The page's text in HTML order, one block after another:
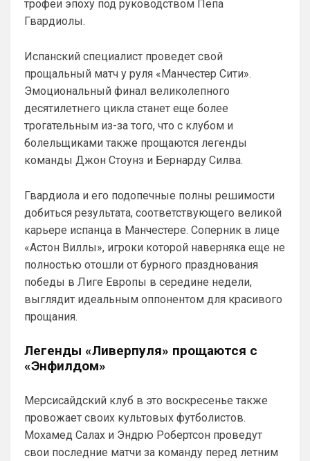
трофеи эпоху под руководством Пепа
Гвардиолы.
Испанский специалист проведет свой
прощальный матч у руля «Манчестер Сити».
Эмоциональный финал великолепного
десятилетнего цикла станет еще более
трогательным из-за того, что с клубом и
болельщиками также прощаются легенды
команды Джон Стоунз и Бернарду Силва.
Гвардиола и его подопечные полны решимости
добиться результата, соответствующего великой
карьере испанца в Манчестере. Соперник в лице
«Астон Виллы», игроки которой наверняка еще не
полностью отошли от бурного празднования
победы в Лиге Европы в середине недели,
выглядит идеальным оппонентом для красивого
прощания.
Легенды «Ливерпуля» прощаются с
«Энфилдом»
Мерсисайдский клуб в это воскресенье также
провожает своих культовых футболистов.
Мохамед Салах и Эндрю Робертсон проведут
свои последние матчи за команду перед летним
прошлом
Ответ для Канонир
Так и в Вашу помойку он ни за что не пойдет,
нужно быть конченным отморозью, чтобы
выбрать этот клуб. Одно дело при РА,
Как там дела с трансфером Роджерса ?
Или Винисиуса ?Может есть успехи в
подписании Альвареса ?)Я смотрю
Аристократ• 20:23
игроков , и без ЛЧ , и без спонсоров …
Потому что Челси это титулы , а Арсенал
это титул раз в 22 года
Канонир• 20:25
Ответ для Аристократ
Челси даже сейчас привлекателен для
игроков , и без ЛЧ , и без спонсоров …
Потому что Челси это титулы , а Арсенал это
я же подчеркнул специально - РА и
Ролики! При РА, я бы даже не написал
пишу, ну и утверждаю. Титулы какие?
Клубок Мира и Кубок Конференций? Чем
заманивать игроков? Накупили на 1,5
млрд Мудриканских игроков и кайфуете.
Аристократ• 20:26
Ответ для Канонир